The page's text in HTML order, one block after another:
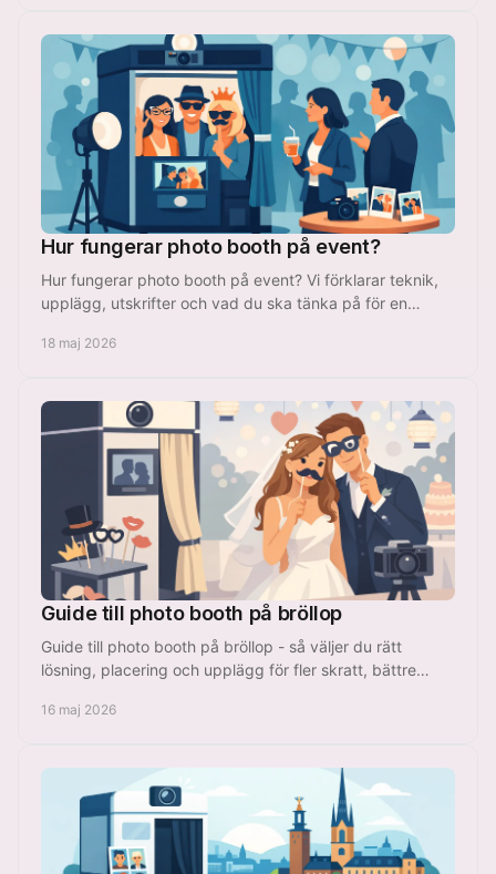
Hur fungerar photo booth på event?
Hur fungerar photo booth på event? Vi förklarar teknik,
upplägg, utskrifter och vad du ska tänka på för en
18 maj 2026
Guide till photo booth på bröllop
Guide till photo booth på bröllop - så väljer du rätt
lösning, placering och upplägg för fler skratt, bättre
16 maj 2026